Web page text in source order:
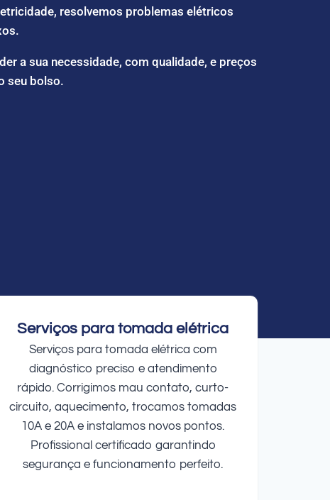
resolvemos problemas elétricos
a sua necessidade, com qualidade, e preços
seu bolso.
Serviços para tomada elétrica
Serviços para tomada elétrica com
diagnóstico preciso e atendimento
rápido. Corrigimos mau contato, curto-
circuito, aquecimento, trocamos tomadas
10A e 20A e instalamos novos pontos.
Profissional certificado garantindo
segurança e funcionamento perfeito.